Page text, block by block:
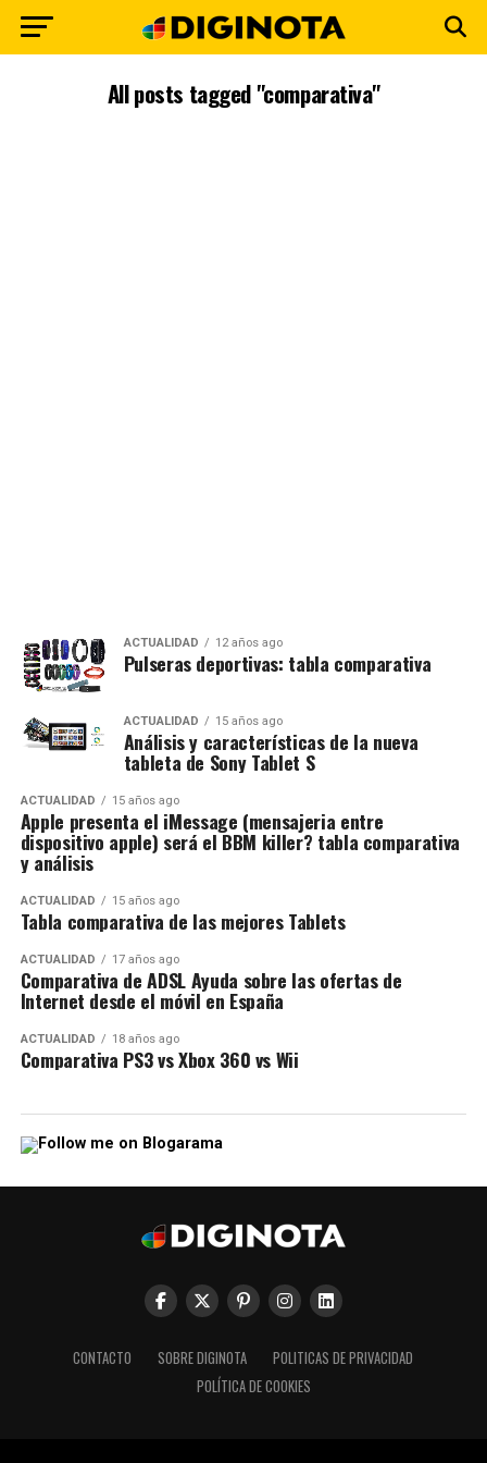
All posts tagged "comparativa"
ACTUALIDAD 12 años ago
Pulseras deportivas: tabla comparativa
ACTUALIDAD 15 años ago
Análisis y características de la nueva
tableta de Sony Tablet S
ACTUALIDAD 15 años ago
Apple presenta el iMessage (mensajeria entre
dispositivo apple) será el BBM killer? tabla comparativa
y análisis
ACTUALIDAD 15 años ago
Tabla comparativa de las mejores Tablets
ACTUALIDAD 17 años ago
Comparativa de ADSL Ayuda sobre las ofertas de
Internet desde el móvil en España
ACTUALIDAD 18 años ago
Comparativa PS3 vs Xbox 360 vs Wii
CONTACTO SOBRE DIGINOTA
POLITICAS DE PRIVACIDAD
POLÍTICA DE COOKIES